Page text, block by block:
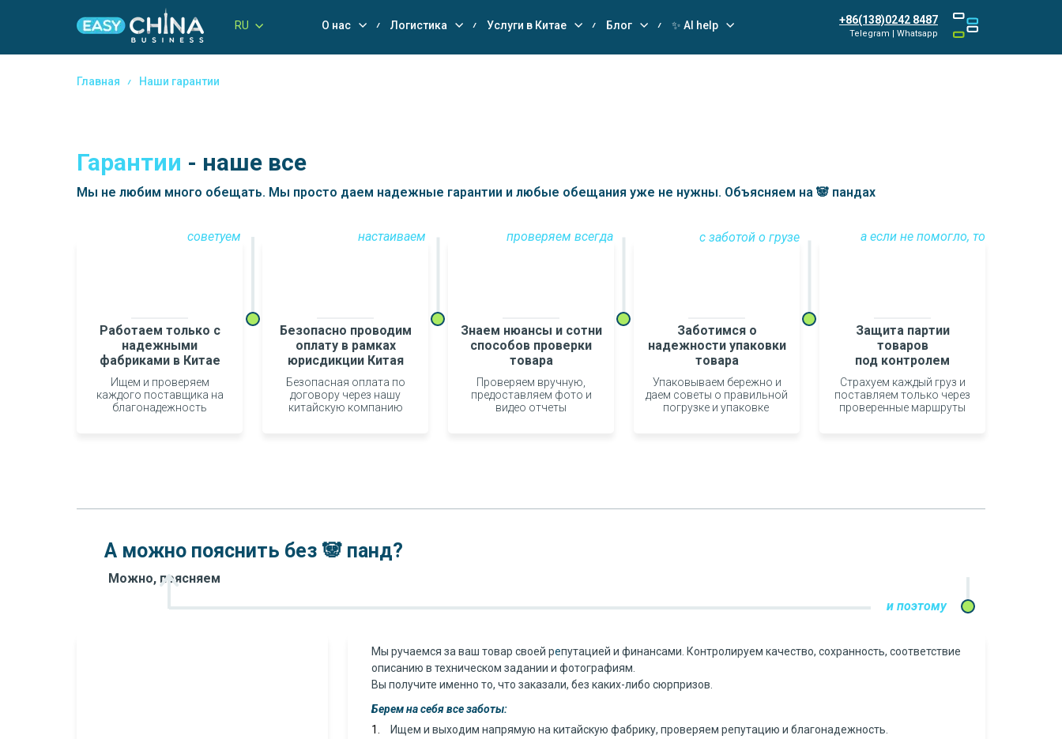
RU О нас Логистика Услуги в Китае Блог ✨ AI help +86(138)0242 8487
Telegram | Whatsapp
Главная Наши гарантии
лет бизнеса, опыта и
Гарантии - наше все
Мы не любим много обещать. Мы просто даем надежные гарантии и любые обещания уже не нужны. Объясняем на 🐼 пандах
Работаем только с
надежными
фабриками в Китае
Ищем и проверяем
каждого поставщика на
благонадежность
Безопасно проводим
оплату в рамках
юрисдикции Китая
Безопасная оплата по
договору через нашу
китайскую компанию
Знаем нюансы и сотни
способов проверки
товара
Проверяем вручную,
предоставляем фото и
видео отчеты
Заботимся о
надежности упаковки
товара
Упаковываем бережно и
даем советы о правильной
погрузке и упаковке
Защита партии
товаров
под контролем
Страхуем каждый груз и
поставляем только через
проверенные маршруты
и поэтому
с заботой о грузе а если не помогло, то
проверяем всегда
настаиваем
советуем
А можно пояснить без 🐼 панд?
Можно, поясняем
Мы ручаемся за ваш товар своей репутацией и финансами. Контролируем качество, сохранность, соответствие
описанию в техническом задании и фотографиям.
Вы получите именно то, что заказали, без каких-либо сюрпризов.
Берем на себя все заботы:
Ищем и выходим напрямую на китайскую фабрику, проверяем репутацию и благонадежность.